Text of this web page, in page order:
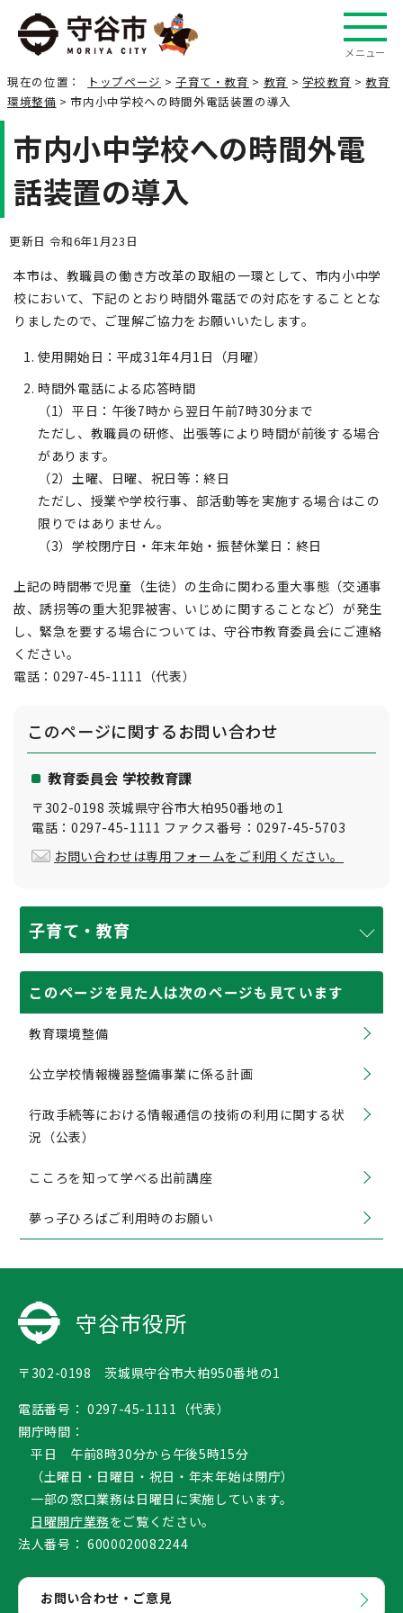
メニュー
現在の位置： トップページ > 子育て・教育 > 教育 > 学校教育 >教育
環境整備 > 市内小中学校への時間外電話装置の導入
市内小中学校への時間外電
話装置の導入
更新日 令和6年1月23日
本市は、教職員の働き方改革の取組の一環として、市内小中学
校において、下記のとおり時間外電話での対応をすることとな
りましたので、ご理解ご協力をお願いいたします。
使用開始日：平成31年4月1日（月曜）
時間外電話による応答時間
（1）平日：午後7時から翌日午前7時30分まで
ただし、教職員の研修、出張等により時間が前後する場合
があります。
（2）土曜、日曜、祝日等：終日
ただし、授業や学校行事、部活動等を実施する場合はこの
限りではありません。
（3）学校閉庁日・年末年始・振替休業日：終日
上記の時間帯で児童（生徒）の生命に関わる重大事態（交通事
故、誘拐等の重大犯罪被害、いじめに関することなど）が発生
し、緊急を要する場合については、守谷市教育委員会にご連絡
ください。
電話：0297-45-1111（代表）
このページに関するお問い合わせ
教育委員会 学校教育課
〒302-0198 茨城県守谷市大柏950番地の1
電話：0297-45-1111 ファクス番号：0297-45-5703
お問い合わせは専用フォームをご利用ください。
子育て・教育
このページを見た人は次のページも見ています
教育環境整備
公立学校情報機器整備事業に係る計画
行政手続等における情報通信の技術の利用に関する状
況（公表）
こころを知って学べる出前講座
夢っ子ひろばご利用時のお願い
守谷市役所
〒302-0198 茨城県守谷市大柏950番地の1
電話番号： 0297-45-1111（代表）
開庁時間：
平日 午前8時30分から午後5時15分
（土曜日・日曜日・祝日・年末年始は閉庁）
一部の窓口業務は日曜日に実施しています。
日曜開庁業務をご覧ください。
法人番号： 6000020082244
お問い合わせ・ご意見